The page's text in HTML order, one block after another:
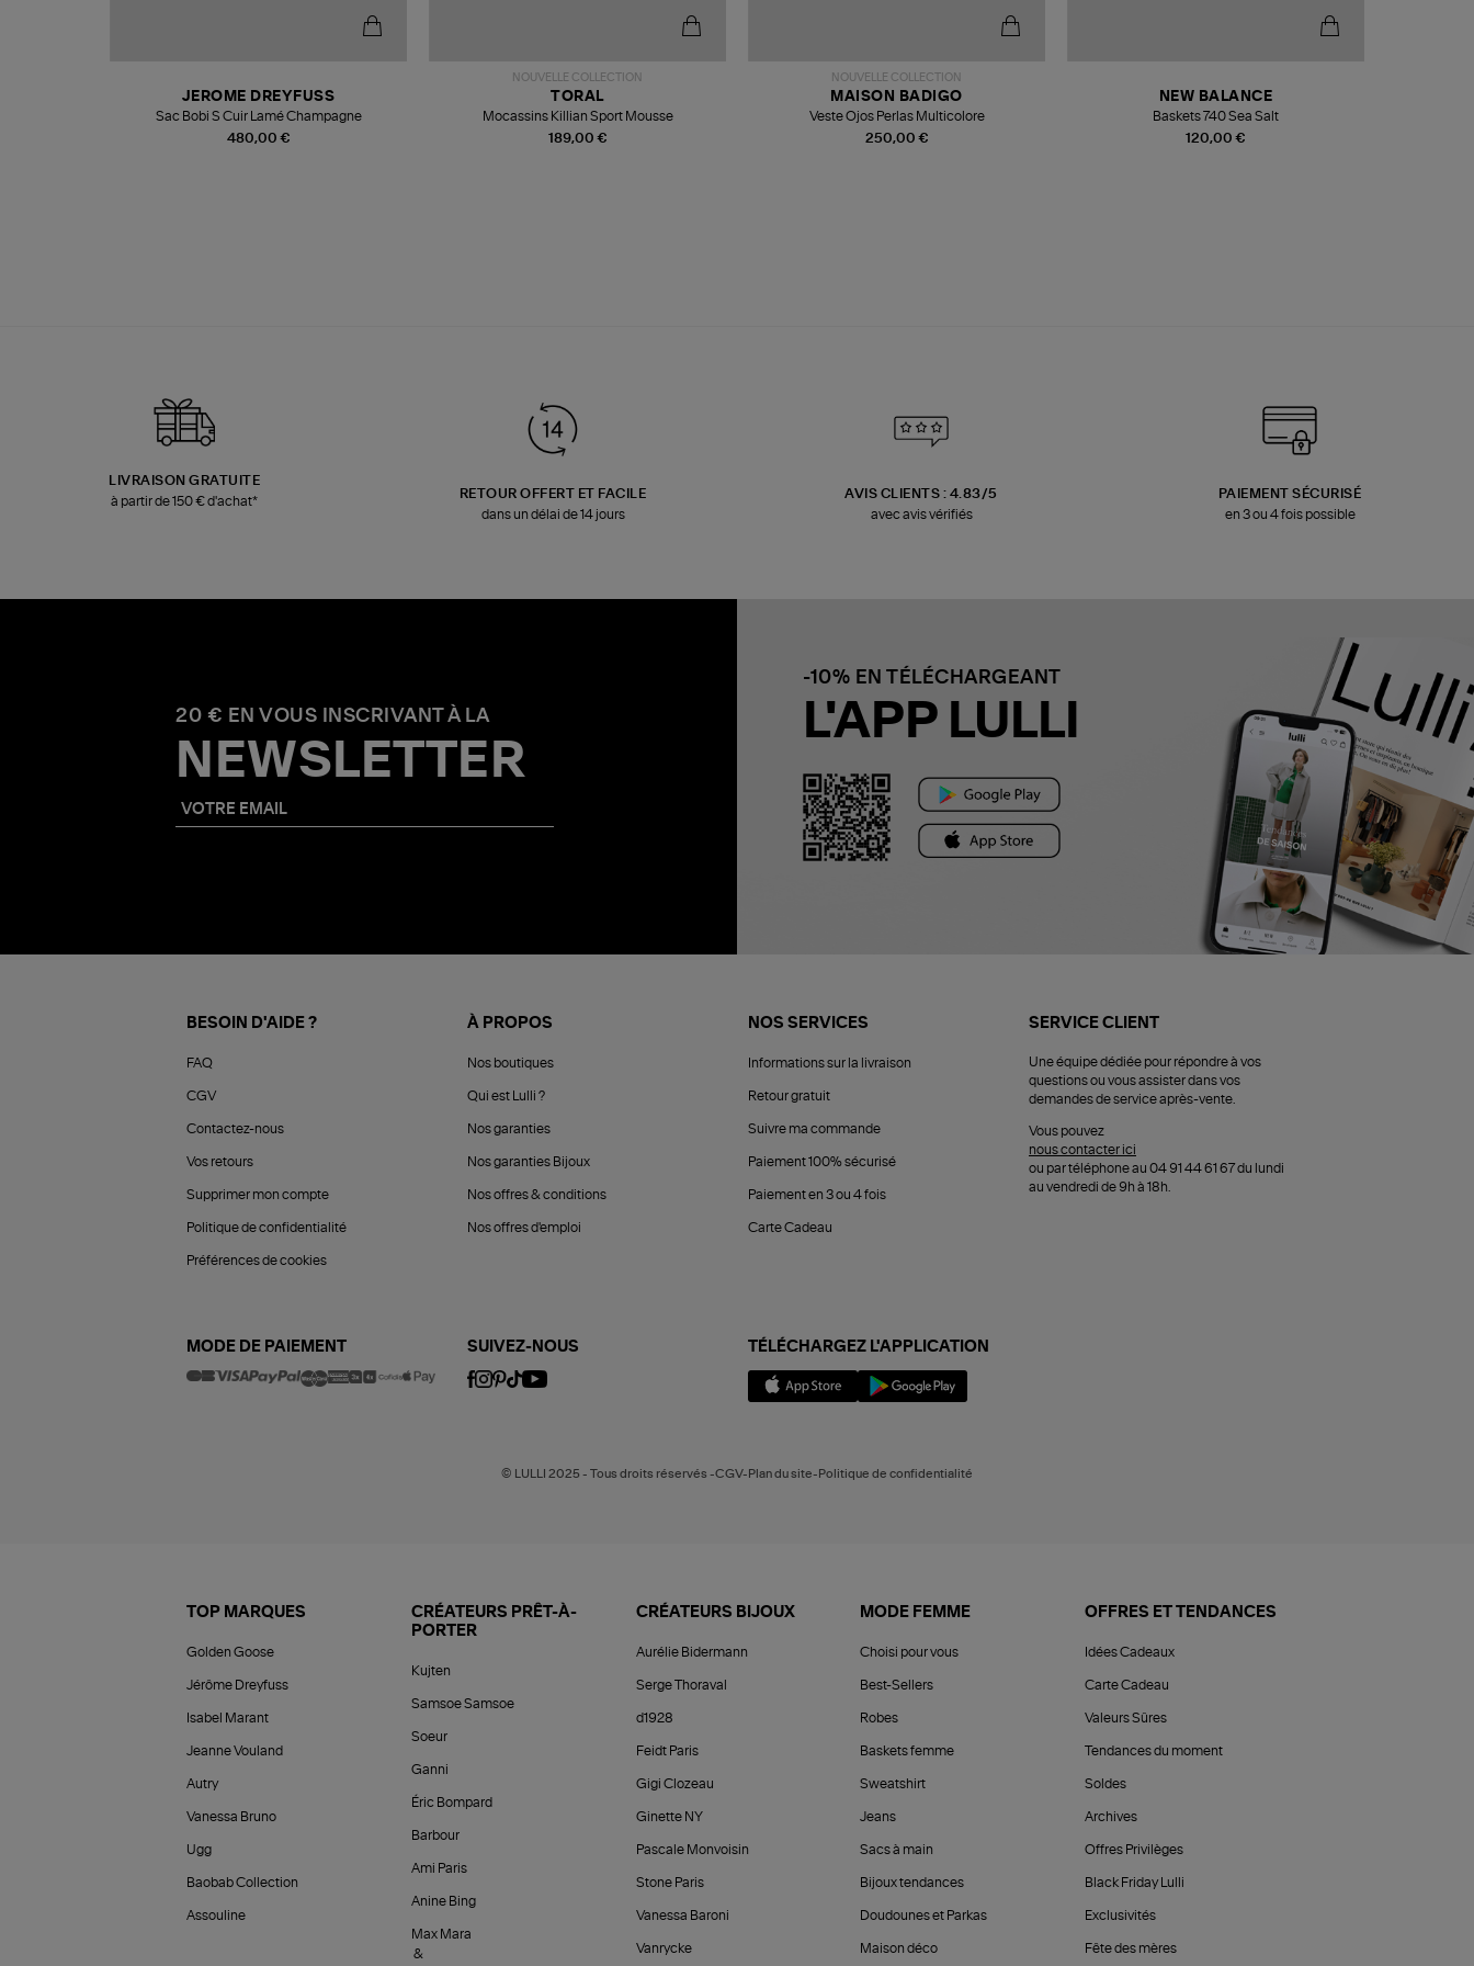
480,00 €
JEROME DREYFUSS
Sac Bobi S Cuir Lamé Champagne
NOUVELLE COLLECTION
189,00 €
TORAL
Mocassins Killian Sport Mousse
NOUVELLE COLLECTION
250,00 €
MAISON BADIGO
Veste Ojos Perlas Multicolore
120,00 €
NEW BALANCE
Baskets 740 Sea Salt
LIVRAISON GRATUITE
à partir de 150 € d'achat*
RETOUR OFFERT ET FACILE
dans un délai de 14 jours
AVIS CLIENTS : 4.83/5
avec avis vérifiés
PAIEMENT SÉCURISÉ
en 3 ou 4 fois possible
20 € EN VOUS INSCRIVANT À LA
NEWSLETTER
-10% EN TÉLÉCHARGEANT
L'APP LULLI
BESOIN D'AIDE ?
FAQ
CGV
Contactez-nous
Vos retours
Supprimer mon compte
Politique de confidentialité
Préférences de cookies
À PROPOS
Nos boutiques
Qui est Lulli ?
Nos garanties
Nos garanties Bijoux
Nos offres & conditions
Nos offres d'emploi
NOS SERVICES
Informations sur la livraison
Retour gratuit
Suivre ma commande
Paiement 100% sécurisé
Paiement en 3 ou 4 fois
Carte Cadeau
SERVICE CLIENT
Une équipe dédiée pour répondre à vos
questions ou vous assister dans vos
demandes de service après-vente.
Vous pouvez
nous contacter ici
ou par téléphone au 04 91 44 61 67 du lundi
au vendredi de 9h à 18h.
MODE DE PAIEMENT SUIVEZ-NOUS TÉLÉCHARGEZ L'APPLICATION
© LULLI 2025 - Tous droits réservés -CGV-Plan du site-Politique de confidentialité
TOP MARQUES
Golden Goose
Jérôme Dreyfuss
Isabel Marant
Jeanne Vouland
Autry
Vanessa Bruno
Ugg
Baobab Collection
Assouline
CRÉATEURS PRÊT-À-
PORTER
Kujten
Samsoe Samsoe
Soeur
Ganni
Éric Bompard
Barbour
Ami Paris
Anine Bing
Max Mara
&
CRÉATEURS BIJOUX
Aurélie Bidermann
Serge Thoraval
d1928
Feidt Paris
Gigi Clozeau
Ginette NY
Pascale Monvoisin
Stone Paris
Vanessa Baroni
Vanrycke
MODE FEMME
Choisi pour vous
Best-Sellers
Robes
Baskets femme
Sweatshirt
Jeans
Sacs à main
Bijoux tendances
Doudounes et Parkas
Maison déco
OFFRES ET TENDANCES
Idées Cadeaux
Carte Cadeau
Valeurs Sûres
Tendances du moment
Soldes
Archives
Offres Privilèges
Black Friday Lulli
Exclusivités
Fête des mères